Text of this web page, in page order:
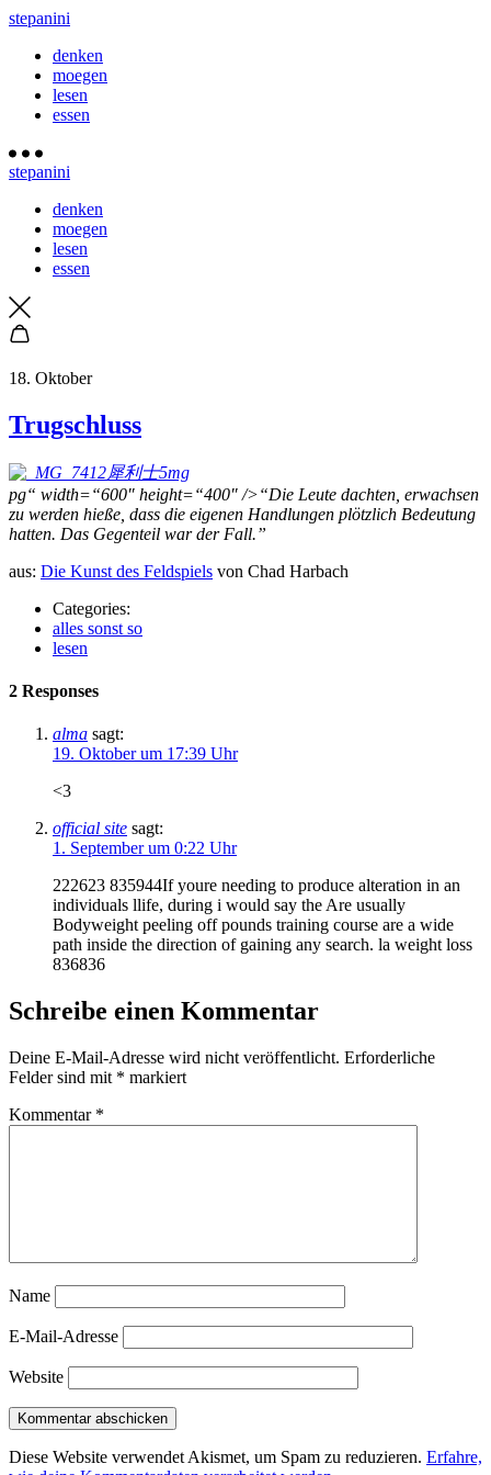
stepanini
denken
moegen
lesen
essen
stepanini
denken
moegen
lesen
essen
18. Oktober
Trugschluss
犀利士5mg
pg“ width=“600″ height=“400″ />“Die Leute dachten, erwachsen
zu werden hieße, dass die eigenen Handlungen plötzlich Bedeutung
hatten. Das Gegenteil war der Fall.”
aus: Die Kunst des Feldspiels von Chad Harbach
Categories:
alles sonst so
lesen
2 Responses
alma sagt:
19. Oktober um 17:39 Uhr
<3
official site sagt:
1. September um 0:22 Uhr
222623 835944If youre needing to produce alteration in an
individuals llife, during i would say the Are usually
Bodyweight peeling off pounds training course are a wide
path inside the direction of gaining any search. la weight loss
836836
Schreibe einen Kommentar
Deine E-Mail-Adresse wird nicht veröffentlicht. Erforderliche
Felder sind mit * markiert
Kommentar *
Name
E-Mail-Adresse
Website
Diese Website verwendet Akismet, um Spam zu reduzieren. Erfahre,